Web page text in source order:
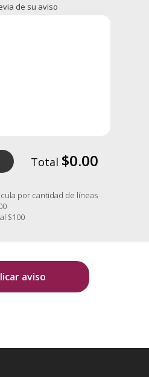
de su aviso
Total $0.00
por cantidad de líneas
$100
aviso